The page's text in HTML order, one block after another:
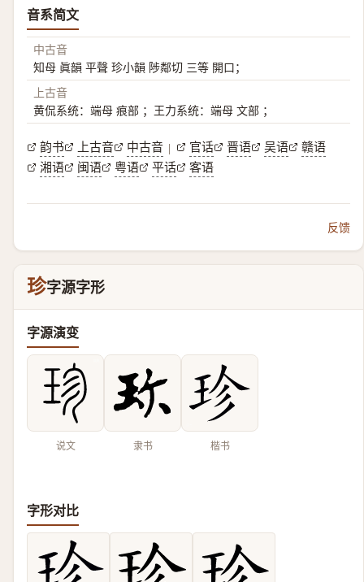
音系简文
中古音
知母 眞韻 平聲 珍小韻 陟鄰切 三等 開口；
上古音
黄侃系统：端母 痕部 ；王力系统：端母 文部 ；
韵书 上古音 中古音 | 官话 晋语 吴语
赣语
湘语
闽语 粤语 平话 客语
反馈
珍字源字形
字源演变
说文 隶书 楷书
字形对比